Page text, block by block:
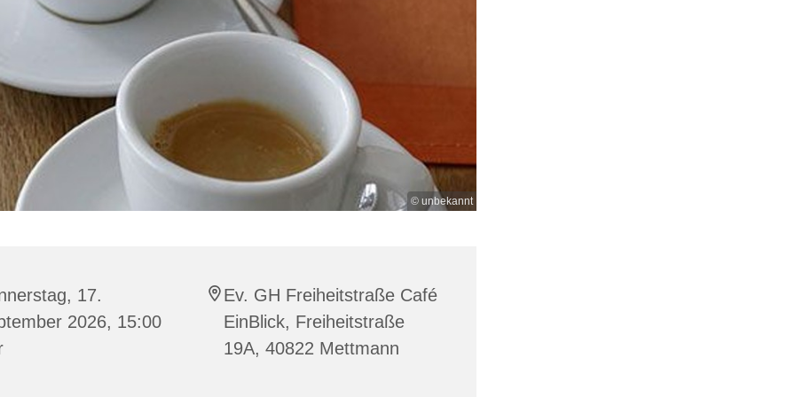
© unbekannt
17.
2026, 15:00
Ev. GH Freiheitstraße Café
EinBlick, Freiheitstraße
19A, 40822 Mettmann